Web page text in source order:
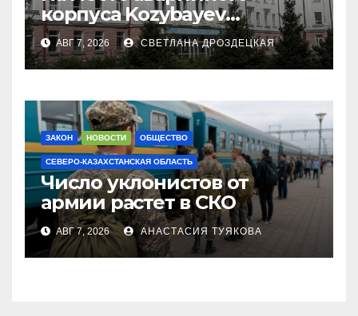
корпуса Kozybayev
University построят филиал
КазНУИ за 6,5 млрд тенге
АВГ 7, 2026 СВЕТЛАНА ДРОЗДЕЦКАЯ
ЗАКОН НОВОСТИ ОБЩЕСТВО
СЕВЕРО-КАЗАХСТАНСКАЯ ОБЛАСТЬ
Число уклонистов от
армии растет в СКО
АВГ 7, 2026 АНАСТАСИЯ ТУЯКОВА